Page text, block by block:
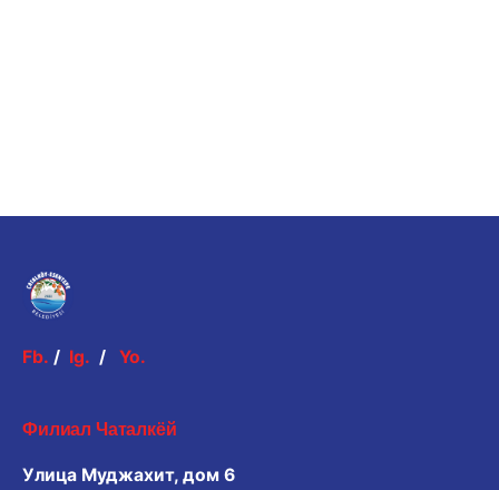
Fb. / Ig. / Yo.
Филиал Чаталкёй
Улица Муджахит, дом 6